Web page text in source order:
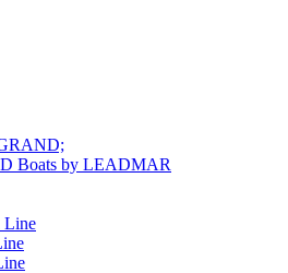
Boats by LEADMAR
Line